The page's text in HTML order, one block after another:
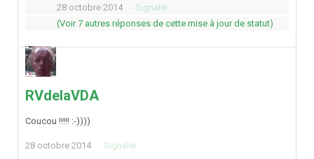
28 octobre 2014
Signaler
(Voir 7 autres réponses de cette mise à jour de statut)
RVdelaVDA
Coucou !!!!! :-))))
28 octobre 2014 Signaler